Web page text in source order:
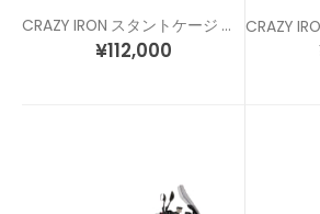
CRAZY IRON スタントケージ MT-09 / トレーサー (13-16) / XSR900 (16-19)
¥112,000